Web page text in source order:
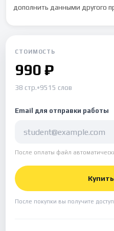
дополнить данными другого
СТОИМОСТЬ
990 ₽
38 стр.•9515 слов
Email для отправки работы
После оплаты файл
После покупки вы получите